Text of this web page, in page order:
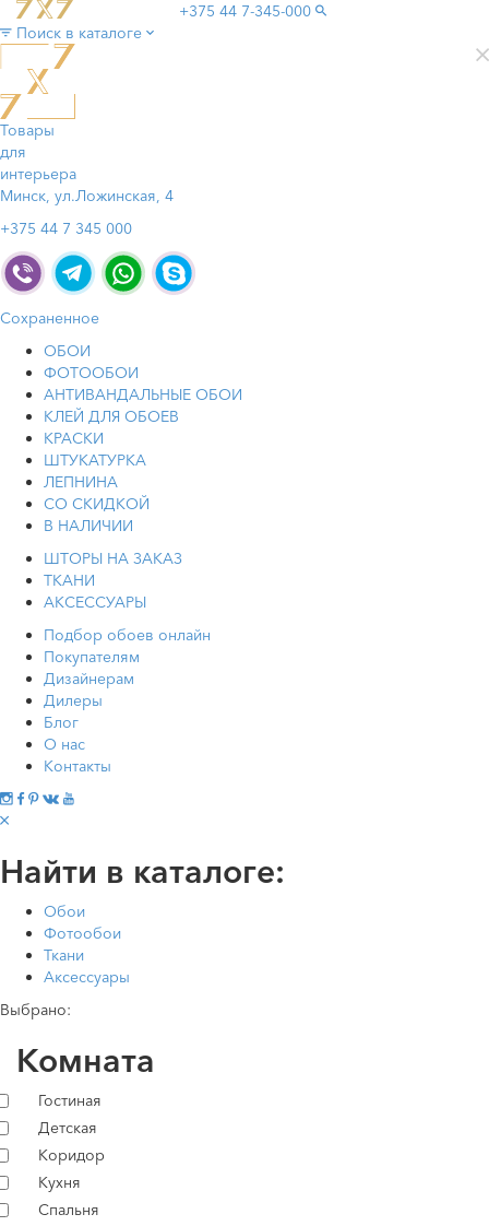
+375 44 7-345-000
Поиск в каталоге
Товары
для
интерьера
Минск, ул.Ложинская, 4
+375 44 7 345 000
Сохраненное
ОБОИ
ФОТООБОИ
АНТИВАНДАЛЬНЫЕ ОБОИ
КЛЕЙ ДЛЯ ОБОЕВ
КРАСКИ
ШТУКАТУРКА
ЛЕПНИНА
СО СКИДКОЙ
В НАЛИЧИИ
ШТОРЫ НА ЗАКАЗ
ТКАНИ
АКСЕССУАРЫ
Подбор обоев онлайн
Покупателям
Дизайнерам
Дилеры
Блог
О нас
Контакты
Найти в каталоге:
Обои
Фотообои
Ткани
Аксессуары
Выбрано:
Комната
Гостиная
Детская
Коридор
Кухня
Спальня